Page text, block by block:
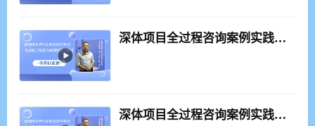
深体项目全过程咨询案例实践与思考_正片5
深体项目全过程咨询案例实践与思考_正片6